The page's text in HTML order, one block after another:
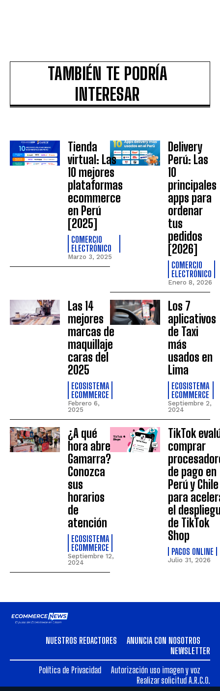
TAMBIÉN TE PODRÍA
INTERESAR
Tienda
virtual: Las
10 mejores
plataformas
ecommerce
en Perú
[2025]
COMERCIO
ELECTRÓNICO
Marzo 3, 2025
Delivery
Perú: Las
10
principales
apps para
ordenar
tus
pedidos
[2026]
COMERCIO
ELECTRÓNICO
Enero 8, 2026
Las 14
mejores
marcas de
maquillaje
caras del
2025
ECOSISTEMA
ECOMMERCE
Febrero 6,
2025
Los 7
aplicativos
de Taxi
más
usados en
Lima
ECOSISTEMA
ECOMMERCE
Septiembre 2,
2024
¿A qué
hora abre
Gamarra?
Conozca
sus
horarios
de
atención
ECOSISTEMA
ECOMMERCE
Septiembre 12,
2024
TikTok
comprar
de pago en
Perú y Chile
para
el
de TikTok
Shop
PAGOS ONLINE
Julio 31, 2026
NUESTROS REDACTORES
ANUNCIA CON NOSOTROS
NEWSLETTER
Política de Privacidad
Autorización uso imagen y voz
Realizar solicitud A.R.C.O.